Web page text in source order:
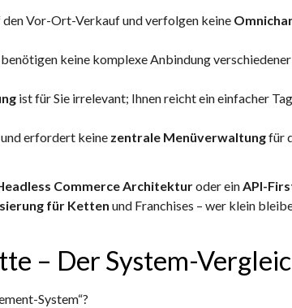
Vor-Ort-Verkauf und verfolgen keine
keine komplexe Anbindung
ist für Sie irrelevant; Ihnen reicht ein einfacher
erfordert keine zentrale Menüverwaltungfür
Commerce Architekturoder einAPI-
für Ketten und Franchises – wer klein
– Der System-
System“?